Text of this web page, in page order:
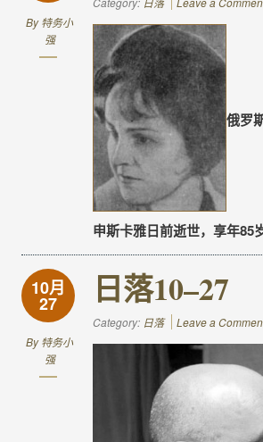
By特务小
强
俄罗
申斯卡雅日前逝世，享年85
10月
27
By特务小
强
日落10–27
Category: 日落 Leave a